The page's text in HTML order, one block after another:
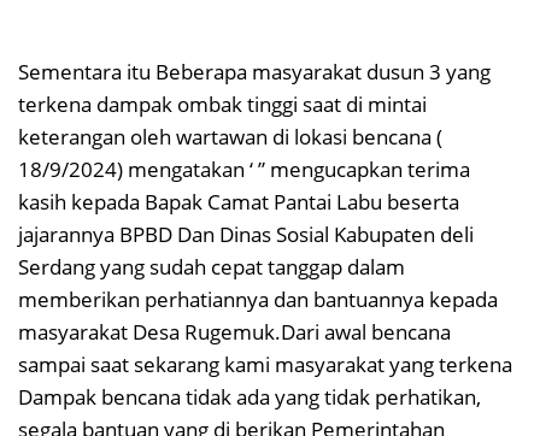
Sementara itu Beberapa masyarakat dusun 3 yang
terkena dampak ombak tinggi saat di mintai
keterangan oleh wartawan di lokasi bencana (
18/9/2024) mengatakan ‘ ” mengucapkan terima
kasih kepada Bapak Camat Pantai Labu beserta
jajarannya BPBD Dan Dinas Sosial Kabupaten deli
Serdang yang sudah cepat tanggap dalam
memberikan perhatiannya dan bantuannya kepada
masyarakat Desa Rugemuk.Dari awal bencana
sampai saat sekarang kami masyarakat yang terkena
Dampak bencana tidak ada yang tidak perhatikan,
segala bantuan yang di berikan Pemerintahan